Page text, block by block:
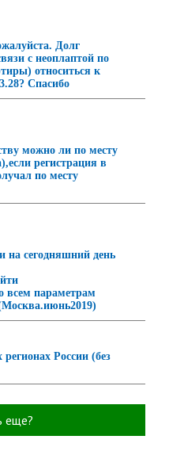
Долг
с неоплаптой по
относиться к
Спасибо
можно ли по месту
регистрация в
по месту
на сегодняшний день
всем параметрам
России (без
еще?